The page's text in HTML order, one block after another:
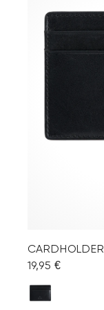
CARDHOLDER
19,95 €